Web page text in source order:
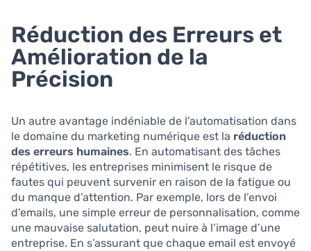
Réduction des Erreurs et
Amélioration de la
Précision
Un autre avantage indéniable de l’automatisation dans
le domaine du marketing numérique est la réduction
des erreurs humaines. En automatisant des tâches
répétitives, les entreprises minimisent le risque de
fautes qui peuvent survenir en raison de la fatigue ou
du manque d’attention. Par exemple, lors de l’envoi
d’emails, une simple erreur de personnalisation, comme
une mauvaise salutation, peut nuire à l’image d’une
entreprise. En s’assurant que chaque email est envoyé